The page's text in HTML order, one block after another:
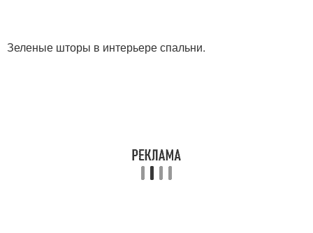
Зеленые шторы в интерьере спальни.